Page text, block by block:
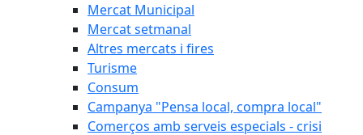
Mercat Municipal
Mercat setmanal
Altres mercats i fires
Turisme
Consum
Campanya "Pensa local, compra local"
Comerços amb serveis especials - crisi